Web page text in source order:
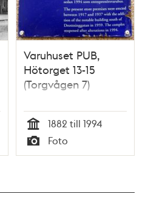
Varuhuset PUB,
Hötorget 13-15
(Torgvågen 7)
Tid
1882 till 1994
Typ
Foto